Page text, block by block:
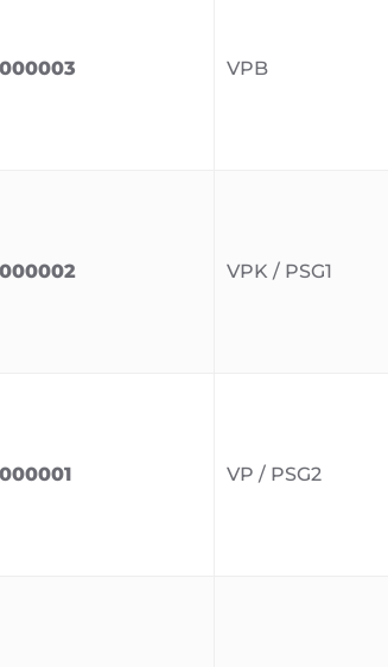
VPB
VPK / PSG1
VP / PSG2